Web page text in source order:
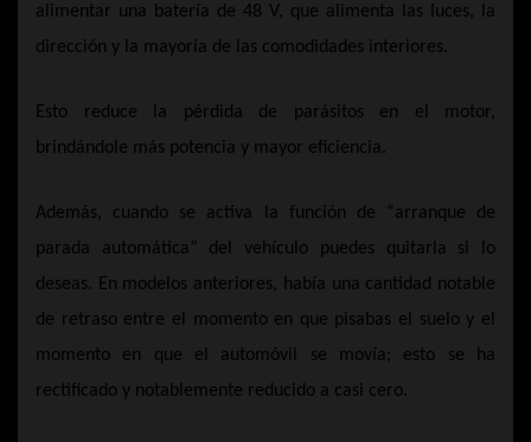
alimentar una batería de 48 V, que alimenta las luces, la
dirección y la mayoría de las comodidades interiores.
Esto reduce la pérdida de parásitos en el motor,
brindándole más potencia y mayor eficiencia.
Además, cuando se activa la función de “arranque de
parada automática” del vehículo puedes quitarla si lo
deseas. En modelos anteriores, había una cantidad notable
de retraso entre el momento en que pisabas el suelo y el
momento en que el automóvil se movía; esto se ha
rectificado y notablemente reducido a casi cero.